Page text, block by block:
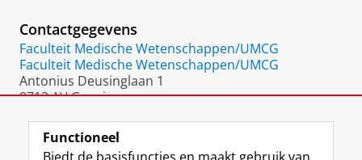
Contactgegevens
Faculteit Medische Wetenschappen/UMCG
Faculteit Medische Wetenschappen/UMCG
Antonius Deusinglaan 1
9713 AV Groningen
Functioneel